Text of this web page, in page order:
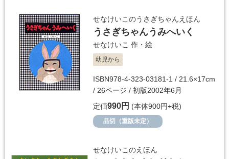
せなけいこのうさぎちゃんえほん
うさぎちゃんうみへいく
せなけいこ 作・絵
幼児から
ISBN978-4-323-03181-1 / 21.6×17cm
/ 26ページ / 初版2002年6月
定価990円 (本体900円+税)
品切（重版未定）
せなけいこのえほん